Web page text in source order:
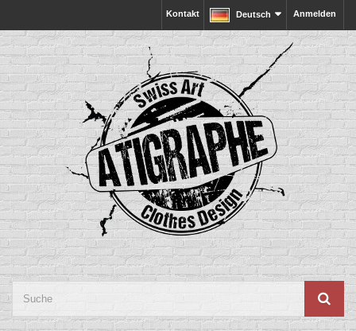
Anmelden
Deutsch
Kontakt